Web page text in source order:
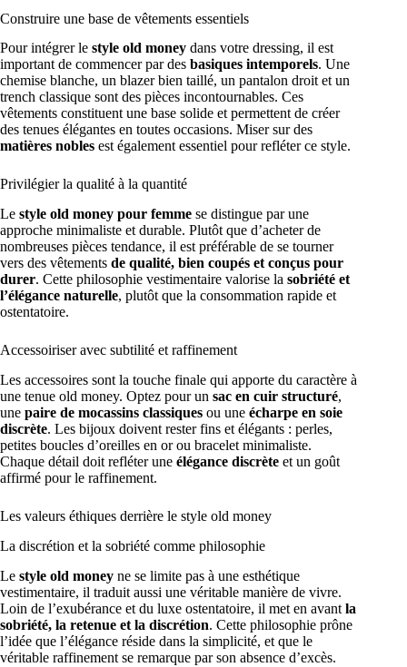
Construire une base de vêtements essentiels
Pour intégrer le style old money dans votre dressing, il est
important de commencer par des basiques intemporels. Une
chemise blanche, un blazer bien taillé, un pantalon droit et un
trench classique sont des pièces incontournables. Ces
vêtements constituent une base solide et permettent de créer
des tenues élégantes en toutes occasions. Miser sur des
matières nobles est également essentiel pour refléter ce style.
Privilégier la qualité à la quantité
Le style old money pour femme se distingue par une
approche minimaliste et durable. Plutôt que d’acheter de
nombreuses pièces tendance, il est préférable de se tourner
vers des vêtements de qualité, bien coupés et conçus pour
durer. Cette philosophie vestimentaire valorise la sobriété et
l’élégance naturelle, plutôt que la consommation rapide et
ostentatoire.
Accessoiriser avec subtilité et raffinement
Les accessoires sont la touche finale qui apporte du caractère à
une tenue old money. Optez pour un sac en cuir structuré,
une paire de mocassins classiques ou une écharpe en soie
discrète. Les bijoux doivent rester fins et élégants : perles,
petites boucles d’oreilles en or ou bracelet minimaliste.
Chaque détail doit refléter une élégance discrète et un goût
affirmé pour le raffinement.
Les valeurs éthiques derrière le style old money
La discrétion et la sobriété comme philosophie
Le style old money ne se limite pas à une esthétique
vestimentaire, il traduit aussi une véritable manière de vivre.
Loin de l’exubérance et du luxe ostentatoire, il met en avant la
sobriété, la retenue et la discrétion. Cette philosophie prône
l’idée que l’élégance réside dans la simplicité, et que le
véritable raffinement se remarque par son absence d’excès.